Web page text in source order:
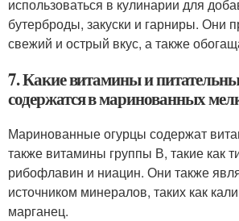
использоваться в кулинарии для
бутерброды, закуски и гарниры. Они
свежий и острый вкус, а также
7. Какие витамины и
содержатся в маринованных
Маринованные огурцы содержат
также витамины группы В, такие как
рибофлавин и ниацин. Они также
источником минералов, таких как
марганец.